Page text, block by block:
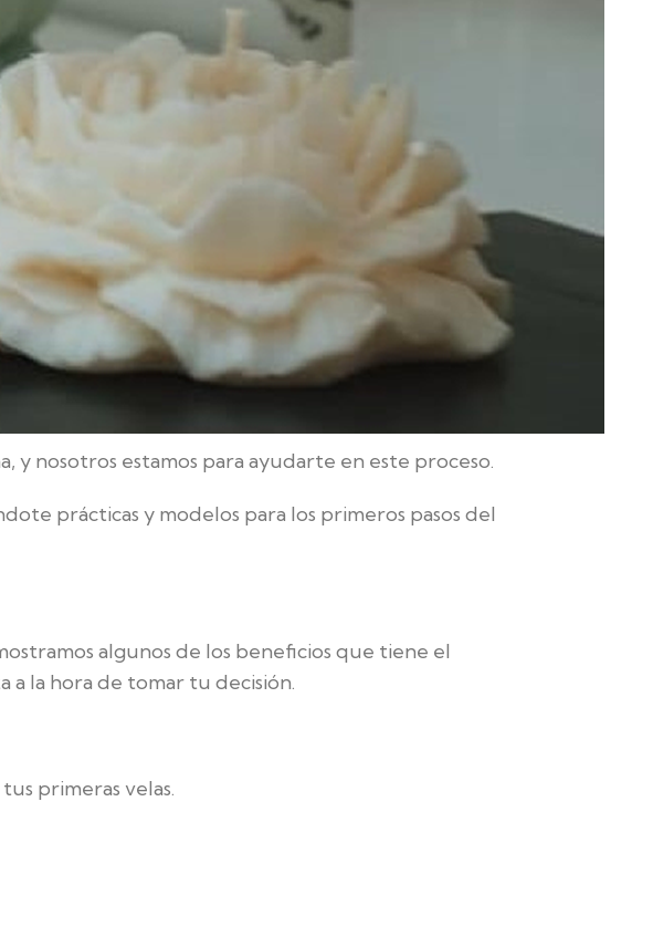
divertida de personalizarlas por completo y
principiantes de velas experimentan una
velas de soja no es diferente.
y nosotros estamos para ayudarte en este proceso.
prácticas y modelos para los primeros pasos del
algunos de los beneficios que tiene el
la hora de tomar tu decisión.
primeras velas.